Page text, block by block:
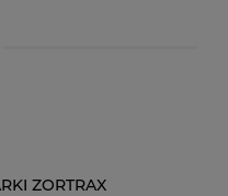
ZORTRAX